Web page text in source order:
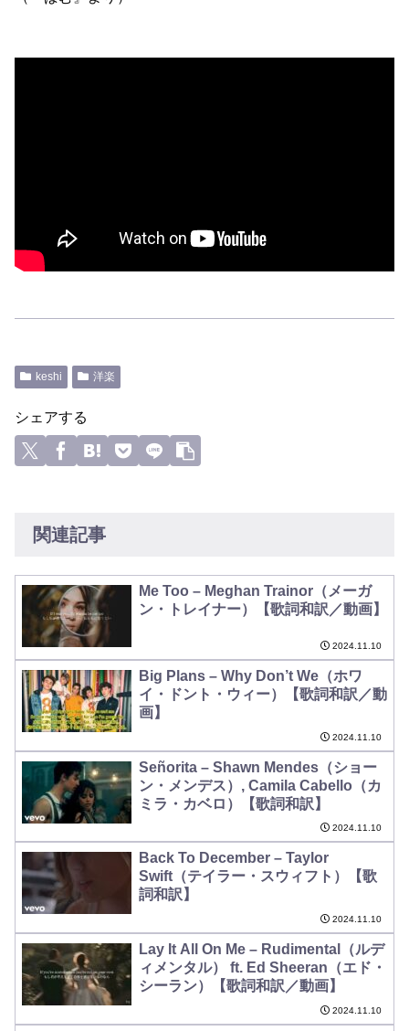
keshi 洋楽
シェアする
関連記事
Me Too – Meghan Trainor（メーガ
ン・トレイナー）【歌詞和訳／動画】
2024.11.10
Big Plans – Why Don’t We（ホワ
イ・ドント・ウィー）【歌詞和訳／動
画】
2024.11.10
Señorita – Shawn Mendes（ショー
ン・メンデス）, Camila Cabello（カ
ミラ・カベロ）【歌詞和訳】
2024.11.10
Back To December – Taylor
Swift（テイラー・スウィフト）【歌
詞和訳】
2024.11.10
Lay It All On Me – Rudimental（ルデ
ィメンタル） ft. Ed Sheeran（エド・
シーラン）【歌詞和訳／動画】
2024.11.10